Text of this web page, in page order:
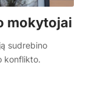
mokytojai
sudrebino
konflikto.